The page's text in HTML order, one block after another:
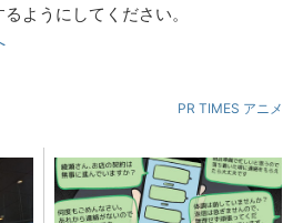
ようにしてください。
PR TIMES アニメ